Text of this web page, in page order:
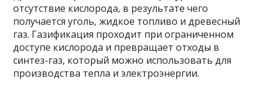
отсутствие кислорода, в результате чего
получается уголь, жидкое топливо и древесный
газ. Газификация проходит при ограниченном
доступе кислорода и превращает отходы в
синтез-газ, который можно использовать для
производства тепла и электроэнергии.